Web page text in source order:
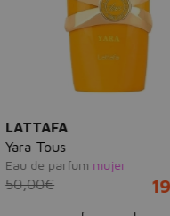
LATTAFA
Yara Tous
Eau de parfum mujer
50,00€